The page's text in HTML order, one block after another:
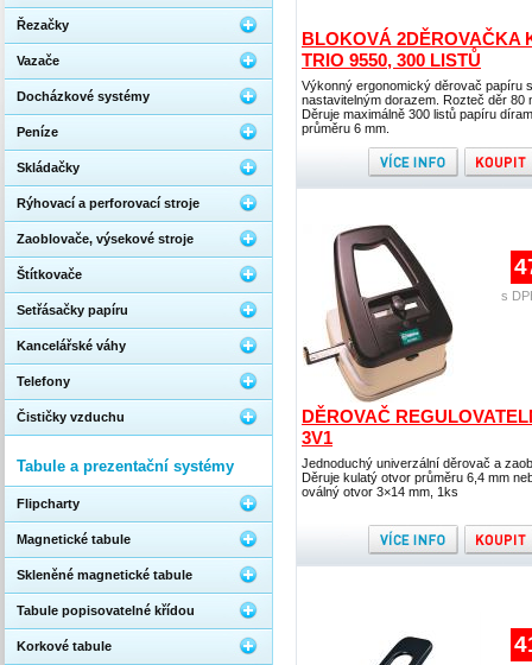
BLOKOVÁ 2DĚROVAČKA
TRIO 9550, 300 LISTŮ
Výkonný ergonomický děrovač papíru s
nastavitelným dorazem. Rozteč děr 80
Děruje maximálně 300 listů papíru
průměru 6 mm.
DĚROVAČ
3V1
Jednoduchý univerzální děrovač a
Děruje kulatý otvor průměru 6,4 mm
oválný otvor 3×14 mm, 1ks
s
Řezačky
Vazače
Docházkové systémy
Peníze
Skládačky
Rýhovací a perforovací stroje
Zaoblovače, výsekové stroje
Štítkovače
Setřásačky papíru
Kancelářské váhy
Telefony
Čističky vzduchu
Tabule a prezentační systémy
Flipcharty
Magnetické tabule
Skleněné magnetické tabule
Tabule popisovatelné křídou
Korkové tabule